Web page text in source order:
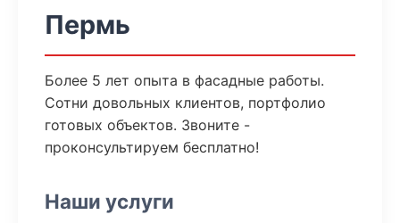
Пермь
Более 5 лет опыта в фасадные работы.
Сотни довольных клиентов, портфолио
готовых объектов. Звоните -
проконсультируем бесплатно!
Наши услуги